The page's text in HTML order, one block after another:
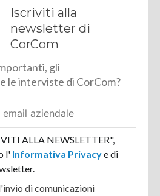
Iscriviti alla
newsletter di
CorCom
gli
le interviste di CorCom?
ALLA NEWSLETTER",
l' Informativa Privacye di
di comunicazioni